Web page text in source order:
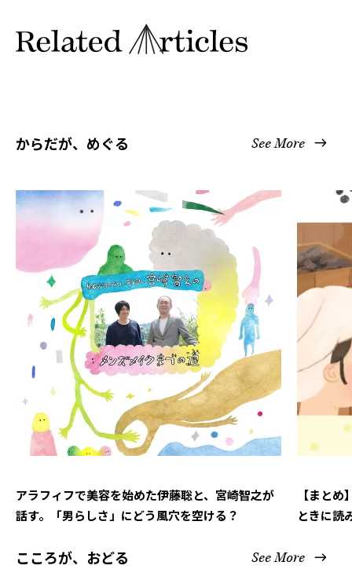
からだが、めぐる See More
アラフィフで美容を始めた伊藤聡と、宮崎智之が
話す。「男らしさ」にどう風穴を空ける？
【まと
ときに読
こころが、おどる See More